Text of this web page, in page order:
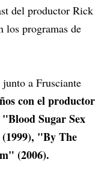
del productor Rick
los programas de
a Frusciante
con el productor
Sugar Sex
"By The
(2006).